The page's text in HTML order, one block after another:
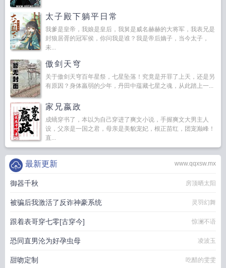
太子殿下躺平日常
我爹是皇帝，我娘是皇后，我舅是威名赫赫的大将军，我表兄是
封狼居胥的冠军侯，你问我是谁？我是帝后嫡子，当今太子，
未...
傲剑天穹
关于傲剑天穹百年星祭，七星坠落！究竟是开罪了上天，还是另
有原因？身体羸弱的少年，丹田中蕴藏七星之魂，从此踏上一...
家兄嬴政
成蟜穿书了，本以为自己穿进了爽文小说，手握爽文大男主人
设，父亲是一国之君，母亲是美貌宠妃，根正苗红，团宠巅峰！
直...
www.qqxsw.mx
最新更新
御器千秋 房顶晒太阳
被骗后我激活了反诈神豪系统 灵羽幻舞
跟着表哥穿七零[古穿今] 惊澜不语
恐同直男沦为好孕虫母 凌波玉
甜吻定制 吃醋的雯雯